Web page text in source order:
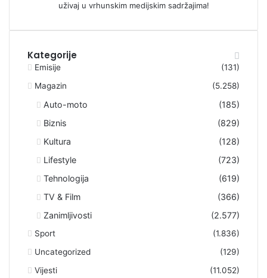
uživaj u vrhunskim medijskim sadržajima!
Kategorije
Emisije
(131)
Magazin
(5.258)
Auto-moto
(185)
Biznis
(829)
Kultura
(128)
Lifestyle
(723)
Tehnologija
(619)
TV & Film
(366)
Zanimljivosti
(2.577)
Sport
(1.836)
Uncategorized
(129)
Vijesti
(11.052)